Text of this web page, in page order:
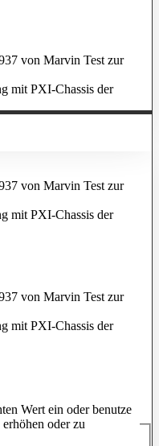
Wert ein oder benutze
oder zu